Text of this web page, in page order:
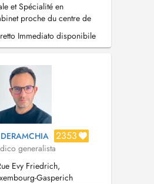
et Spécialité en
proche du centre de
m de la Cloche d'or. PID:
direct pratiqué.
Immediato disponibile
2353
generalista
Evy Friedrich,
Gasperich